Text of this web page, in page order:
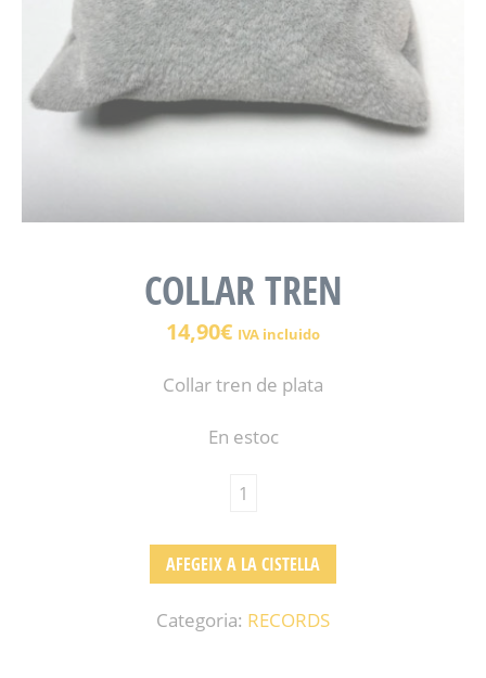
COLLAR TREN
14,90€ IVA incluido
Collar tren de plata
En estoc
AFEGEIX A LA CISTELLA
Categoria: RECORDS